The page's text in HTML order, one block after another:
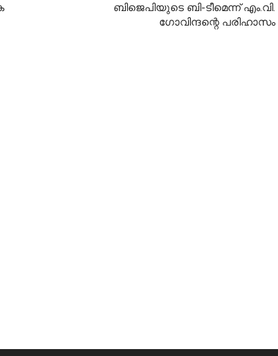
ബിജെപിയുടെ ബി-ടീമെന്ന് എം.വി.
ഗോവിന്ദന്റെ പരിഹാസം